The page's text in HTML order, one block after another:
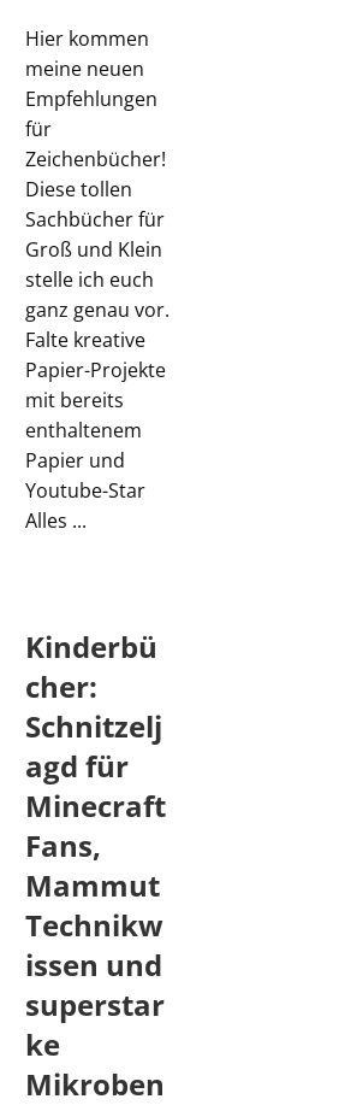
Hier kommen
meine neuen
Empfehlungen
für
Zeichenbücher!
Diese tollen
Sachbücher für
Groß und Klein
stelle ich euch
ganz genau vor.
Falte kreative
Papier-Projekte
mit bereits
enthaltenem
Papier und
Youtube-Star
Alles ...
Kinderbü
cher:
Schnitzelj
agd für
Minecraft
Fans,
Mammut
Technikw
issen und
superstar
ke
Mikroben